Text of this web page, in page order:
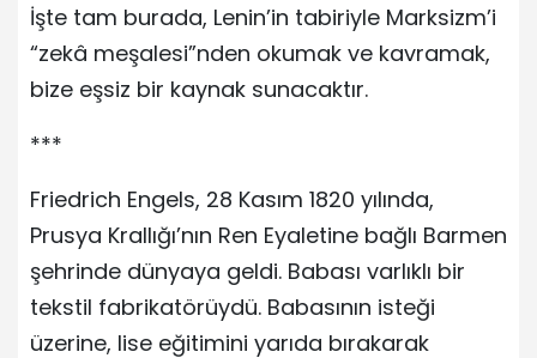
İşte tam burada, Lenin’in tabiriyle Marksizm’i
“zekâ meşalesi”nden okumak ve kavramak,
bize eşsiz bir kaynak sunacaktır.
***
Friedrich Engels, 28 Kasım 1820 yılında,
Prusya Krallığı’nın Ren Eyaletine bağlı Barmen
şehrinde dünyaya geldi. Babası varlıklı bir
tekstil fabrikatörüydü. Babasının isteği
üzerine, lise eğitimini yarıda bırakarak